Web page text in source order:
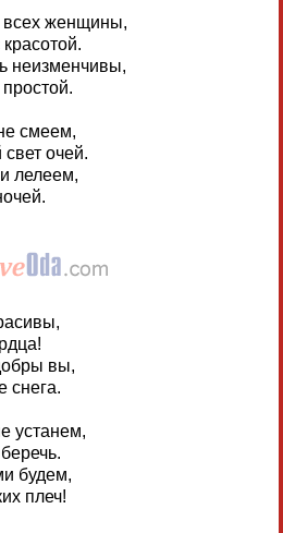
всех женщины,
неизменчивы,
смеем,
очей.
лелеем,
вы,
снега.
устанем,
будем,
плеч!